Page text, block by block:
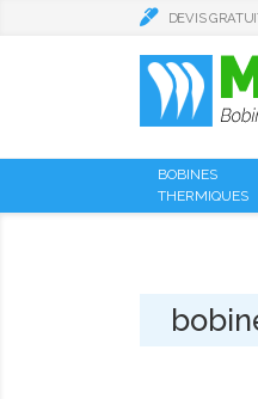
DEVIS
BOBINES
THERMIQUES